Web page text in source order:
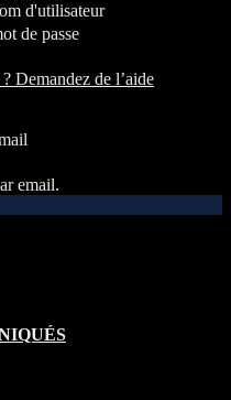
d'utilisateur
de passe
Demandez de l’aide
email.